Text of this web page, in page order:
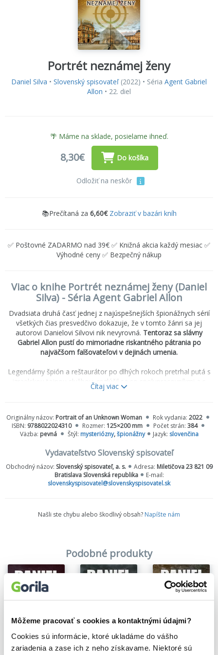
Môžeme pracovať s cookies a kontaktnými údajmi?
Cookies sú informácie, ktoré ukladáme do vášho
zariadenia a zase ich z neho získavame. Niektoré sú
Portrét neznámej ženy
Daniel Silva • Slovenský spisovateľ(2022) • Séria Agent Gabriel
Allon • 22. diel
🌴 Máme na sklade, posielame ihneď.
8,30€ Do košíka
Odložiť na neskôr
📚Prečítaná za 6,60€ Zobraziť v bazári kníh
✅ Poštovné ZADARMO nad 39€ ✅ Knižná akcia každý mesiac ✅
Výhodné ceny ✅ Bezpečný nákup
Viac o knihe Portrét neznámej ženy (Daniel
Silva) - Séria Agent Gabriel Allon
Dvadsiata druhá časť jednej z najúspešnejších špionážnych sérií
všetkých čias presvedčivo dokazuje, že v tomto žánri sa jej
autorovi Danielovi Silvovi nik nevyrovná. Tentoraz sa slávny
Gabriel Allon pustí do mimoriadne riskantného pátrania po
najväčšom falšovateľovi v dejinách umenia.
Legendárny špión a reštaurátor po dlhých rokoch pretrhal putá s
izraelskou tajnou službou, rozlúčil sa so spolupracovníkmi a s
priateľmi a odsťahoval sa s Chiarou a deťmi do milovaných
zranenia, ktoré utrpel vo Washingtone. Zasiahne však osud v
podobe prosby starého priateľa, výstredného londýnskeho
obchodníka s umením Juliana Isherwooda, aby Gabriel vyšetril
okolnosti objavu istého starého obrazu a jeho následného
lukratívneho predaja.
Gabriel čoskoro zistí, že toto dielo, portrét neznámej ženy
pripisovaný Anthonisovi van Dyckovi, je takmer istotne diabolsky
vymyslí jeden z najzložitejších plánov v celej svojej kariére. Ak má
Čítaj viac
Originálny názov: Portrait of an Unknown Woman Rok vydania: 2022
ISBN: 9788022024310 Rozmer: 125×200 mm Počet strán: 384
Väzba: pevná Štýl: mysteriózny,špionážny Jazyk: slovenčina
Vydavateľstvo Slovenský spisovateľ
Obchodný názov: Slovenský spisovateľ, a. s. Adresa: Miletičova 23 821 09
Bratislava Slovenská republika
E-mail:
slovenskyspisovatel@slovenskyspisovatel.sk
Našli ste chybu alebo škodlivý obsah? Napíšte nám
Podobné produkty
Na sklade Na sklade